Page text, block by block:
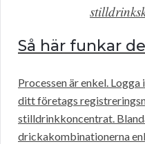
Så här funkar
Processen är enkel.
ditt företags
stilldrinkkoncentrat.
drickakombinationerna